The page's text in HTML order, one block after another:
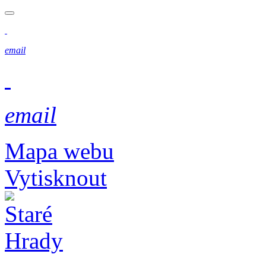
email
email
Mapa webu
Vytisknout